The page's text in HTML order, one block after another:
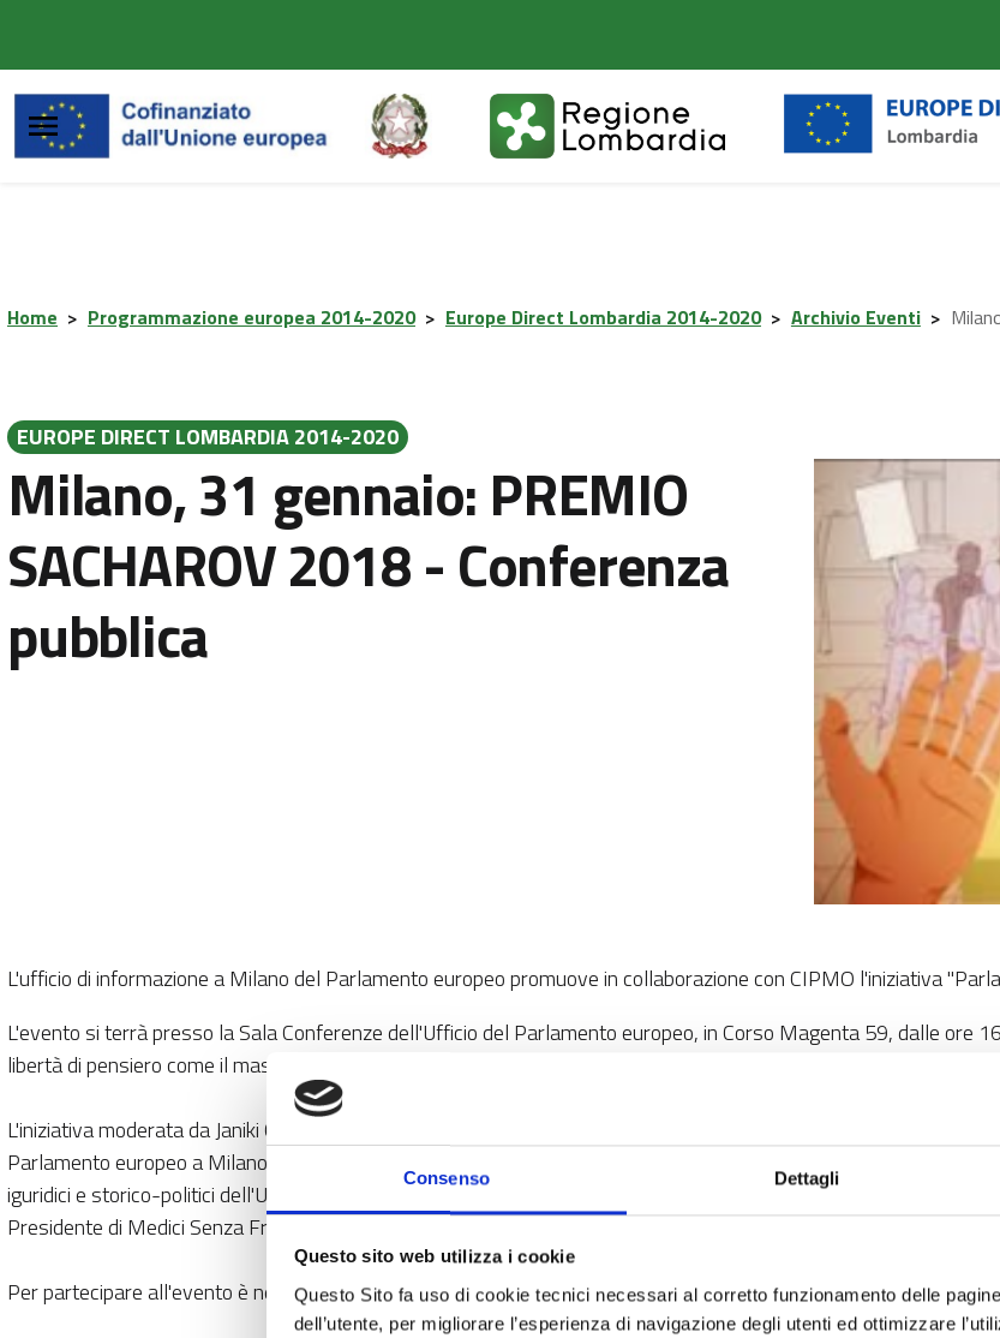
Consenso Dettagli
Questo sito web utilizza i cookie
Questo Sito fa uso di cookie tecnici necessari al corretto funzionamento delle
dell’utente, per migliorare l’esperienza di navigazione degli utenti ed ottimizzare
Home > Programmazione europea 2014-2020 > Europe Direct Lombardia 2014-2020 > Archivio Eventi >
EUROPE DIRECT LOMBARDIA 2014-2020
Milano, 31 gennaio: PREMIO
SACHAROV 2018 - Conferenza
pubblica
L'ufficio di informazione a Milano del Parlamento europeo promuove in collaborazione con CIPMO l'iniziativa
L'evento si terrà presso la Sala Conferenze dell'Ufficio del Parlamento europeo, in Corso Magenta 59, dalle ore
libertà di pensiero come il massimo riconoscimento che l'Unione europea conferisce agli sforzi compiuti a favore
L'iniziativa moderata da Janiki Cingoli, Presidente del Centro Italiano per la Pace in Medio Oriente (CIPMO)
Parlamento europeo a Milano, al quale seguiranno poi gli interventi di Ilaria Viarengo, Professoressa di Tutela
iguridici e storico-politici dell'Università degli Studi di Milano, Lorenzo Cremonesi, Inviato speciale del Corriere
Presidente di Medici Senza Frontiere – Italia.
Per partecipare all'evento è necessario iscriversicompilando il modulo di registrazione.